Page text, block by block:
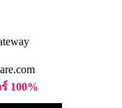
100%